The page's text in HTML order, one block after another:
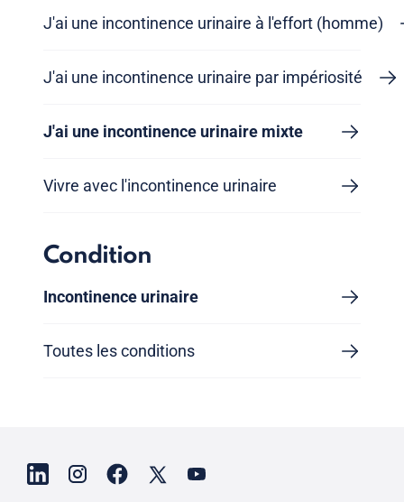
J'ai une incontinence urinaire à l'effort (homme)
J'ai une incontinence urinaire par impériosité
J'ai une incontinence urinaire mixte
Vivre avec l'incontinence urinaire
Condition
Incontinence urinaire
Toutes les conditions